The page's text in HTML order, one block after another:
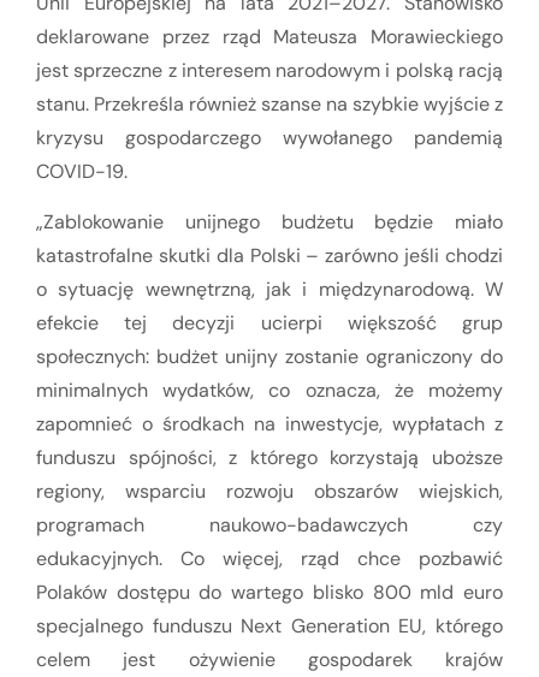
deklarowane przez rząd Mateusza Morawieckiego
jest sprzeczne z interesem narodowym i polską racją
stanu. Przekreśla również szanse na szybkie wyjście z
kryzysu gospodarczego wywołanego pandemią
COVID-19.
„Zablokowanie unijnego budżetu będzie miało
katastrofalne skutki dla Polski – zarówno jeśli chodzi
o sytuację wewnętrzną, jak i międzynarodową. W
efekcie tej decyzji ucierpi większość grup
społecznych: budżet unijny zostanie ograniczony do
minimalnych wydatków, co oznacza, że możemy
zapomnieć o środkach na inwestycje, wypłatach z
funduszu spójności, z którego korzystają uboższe
regiony, wsparciu rozwoju obszarów wiejskich,
programach naukowo-badawczych czy
edukacyjnych. Co więcej, rząd chce pozbawić
Polaków dostępu do wartego blisko 800 mld euro
specjalnego funduszu Next Generation EU, którego
celem jest ożywienie gospodarek krajów